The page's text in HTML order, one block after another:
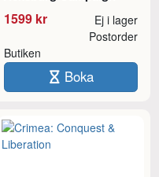
1599 kr Ej i lager
Butiken
Postorder
Boka